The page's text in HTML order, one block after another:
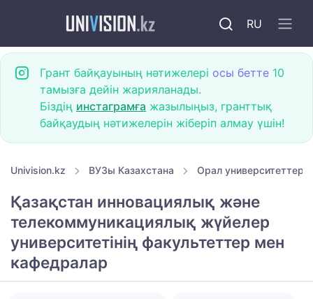
RU
Грант байқауының нәтижелері осы бетте 10
тамызға дейін жарияланады.
Біздің инстаграмға жазылыңыз, гранттық
байқаудың нәтижелерін жіберіп алмау үшін!
Univision.kz ВУЗы Казахстана Орал университеттері
Қазақстан инновациялық және
телекоммуникациялық жүйелер
университетінің факультеттер мен
кафедралар